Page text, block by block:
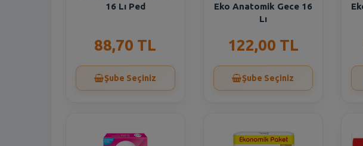
16 Lı Ped
88,70 TL
Şube Seçiniz
Eko Anatomik Gece 16
Lı
122,00 TL
Şube Seçiniz